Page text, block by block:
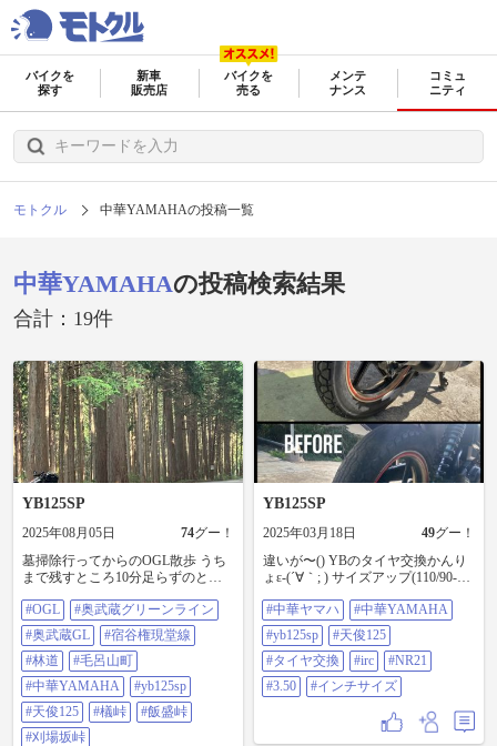
バイクを
探す
新車
販売店
バイクを
売る
メンテ
ナンス
コミュ
ニティ
モトクル 中華YAMAHAの投稿一覧
中華YAMAHAの投稿検索結果
合計：19件
YB125SP
2025年08月05日 74グー！
墓掃除行ってからのOGL散歩 うち
まで残すところ10分足らずのとこ
速攻で通報‼しますた︎(-△-;)】ｸﾛｳﾒﾉｾ
ｲﾃﾞｽ #OGL#奥武蔵グリーンライン#
奥武蔵GL#宿谷権現堂線#林道#毛呂
山町#中華YAMAHA#YB125SP#天
俊125#檥峠#飯盛峠#刈場坂峠
#OGL
#奥武蔵グリーンライン
#奥武蔵GL
#宿谷権現堂線
#林道
#毛呂山町
#中華YAMAHA
#yb125sp
#天俊125
#檥峠
#飯盛峠
#刈場坂峠
YB125SP
2025年03月18日 49グー！
違いが〜() YBのタイヤ交換かんり
ょε-(´∀｀; ) サイズアップ(110/90-16)
まあ迫力求めるバイクじゃないし
ね〜(*´ω`*) #中華ヤマハ#中華
YAMAHA#YB125SP#天俊125#タイ
ヤ交換#IRC#NR21#3.50#インチサイ
ズ
#中華ヤマハ
#中華YAMAHA
#yb125sp
#天俊125
#タイヤ交換
#irc
#NR21
#3.50
#インチサイズ